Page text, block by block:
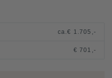
ca.€ 1.705,-
€ 701,-